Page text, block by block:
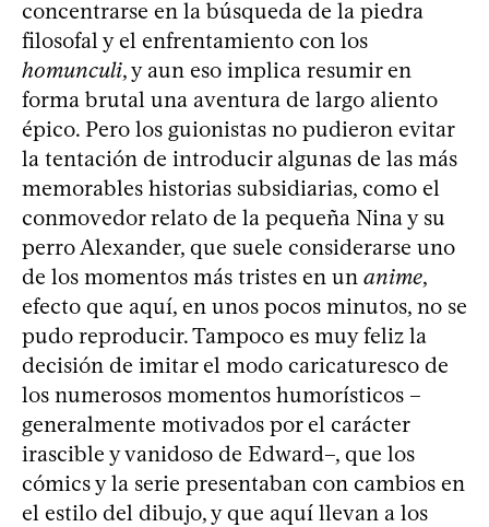
concentrarse en la búsqueda de la piedra
filosofal y el enfrentamiento con los
homunculi, y aun eso implica resumir en
forma brutal una aventura de largo aliento
épico. Pero los guionistas no pudieron evitar
la tentación de introducir algunas de las más
memorables historias subsidiarias, como el
conmovedor relato de la pequeña Nina y su
perro Alexander, que suele considerarse uno
de los momentos más tristes en un anime,
efecto que aquí, en unos pocos minutos, no se
pudo reproducir. Tampoco es muy feliz la
decisión de imitar el modo caricaturesco de
los numerosos momentos humorísticos –
generalmente motivados por el carácter
irascible y vanidoso de Edward–, que los
cómics y la serie presentaban con cambios en
el estilo del dibujo, y que aquí llevan a los